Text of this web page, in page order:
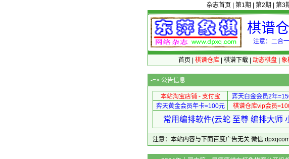
杂志首页 第1期 第2期 第3
棋谱
注意：二合
首页 棋谱仓库| 棋谱下载| 动态棋盘| 象
-=> 公告信息
本站淘宝店铺 - 支付宝 弈天白金会员2年
弈天黄金会员年卡=100元
棋谱仓库vip会员
常用编排软件(云蛇 至尊 编排大师
注意：本站内容与下面百度广告无关 微信